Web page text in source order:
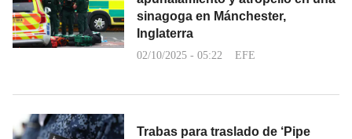
sinagoga en Mánchester,
Inglaterra
02/10/2025 - 05:22 EFE
Trabas para traslado de ‘Pipe